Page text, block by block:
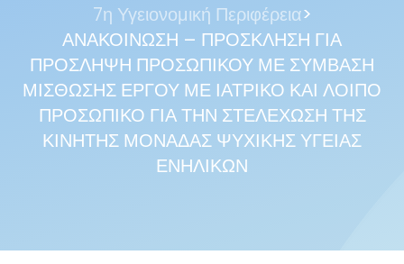
7η Υγειονομική Περιφέρεια>
ΑΝΑΚΟΙΝΩΣΗ – ΠΡΟΣΚΛΗΣΗ ΓΙΑ
ΠΡΟΣΛΗΨΗ ΠΡΟΣΩΠΙΚΟΥ ΜΕ ΣΥΜΒΑΣΗ
ΜΙΣΘΩΣΗΣ ΕΡΓΟΥ ΜΕ ΙΑΤΡΙΚΟ ΚΑΙ ΛΟΙΠΟ
ΠΡΟΣΩΠΙΚΟ ΓΙΑ ΤΗΝ ΣΤΕΛΕΧΩΣΗ ΤΗΣ
ΚΙΝΗΤΗΣ ΜΟΝΑΔΑΣ ΨΥΧΙΚΗΣ ΥΓΕΙΑΣ
ΕΝΗΛΙΚΩΝ